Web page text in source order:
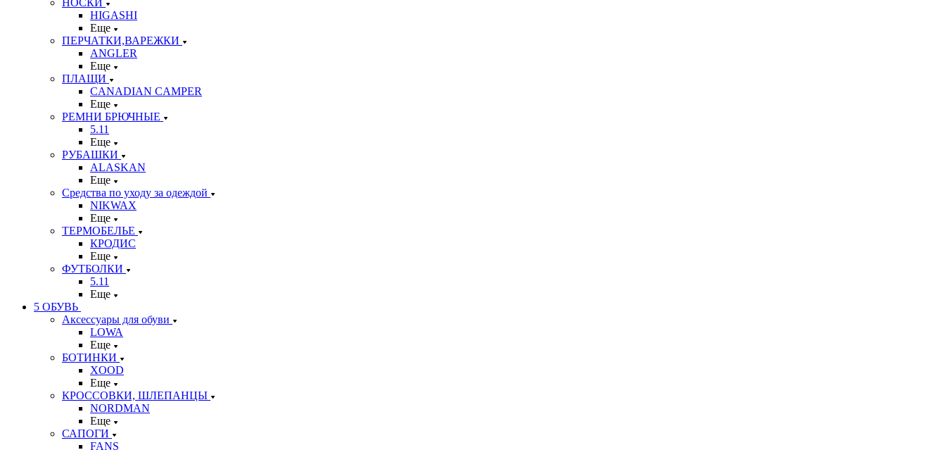
НОСКИ
HIGASHI
Еще
ПЕРЧАТКИ,ВАРЕЖКИ
ANGLER
Еще
ПЛАЩИ
CANADIAN CAMPER
Еще
РЕМНИ БРЮЧНЫЕ
5.11
Еще
РУБАШКИ
ALASKAN
Еще
Средства по уходу за одеждой
NIKWAX
Еще
ТЕРМОБЕЛЬЕ
КРОДИС
Еще
ФУТБОЛКИ
5.11
Еще
5 ОБУВЬ
Аксессуары для обуви
LOWA
Еще
БОТИНКИ
XOOD
Еще
КРОССОВКИ, ШЛЕПАНЦЫ
NORDMAN
Еще
САПОГИ
FANS